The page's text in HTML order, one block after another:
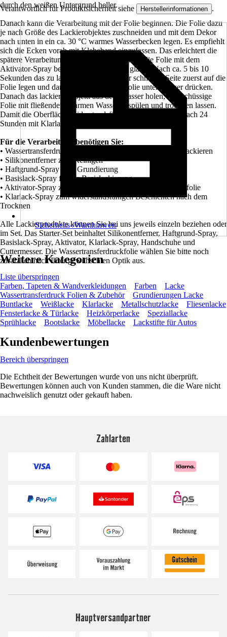
durch den weißen Untergrund heller.
Danach kann die Verarbeitung mit der Folie beginnen. Die Folie dazu
je nach Größe des Lackierobjektes zuschneiden und mit dem Dekor
nach unten in ein ca. 30 °C warmes Wasserbecken legen. Es empfiehlt
sich die Ecken vorab mit Klebeband einzufassen. Das erleichtert die
spätere Verarbeitung. Nach ca. 90 Sekunden die Folie mit dem
Aktivator-Spray besprühen bis die Folie glänzt. Nach ca. 5 bis 10
Sekunden das zu lackierende Teil mit der schmalen Seite zuerst auf die
Folie legen und dann komplett mit der Folie unter Wasser drücken.
Danach das lackierte Objekt aus dem Wasser holen, überschüssige
Folie mit fließendem warmen Wasser abspülen und trocknen lassen.
Damit die Oberfläche widerstandsfähig wird, das Objekt nach 24
Stunden mit Klarlack-Spray überziehen.
Für die Verarbeitung benötigen Sie:
• Wassertransferdruckfolie im gewünschten Design zum Lackieren
• Silikonentferner zum Reinigen
• Haftgrund-Spray zum Grundierung
• Basislack-Spray für die Basislackierung
• Aktivator-Spray zum Aktivieren der Wassertransferdruckfolie
• Klarlack-Spray zum widerstandsfähigen Beschichten nach dem
Trocknen
Alle Lackierprodukte können Sie bei uns jeweils einzeln beziehen oder
im Set. Das Starter-Set beinhaltet Silikonentferner, Haftgrund-Spray,
Basislack-Spray, Aktivator, Klarlack-Spray, Handschuhe und
Cuttermesser. Die Wassertransferdruckfolie wählen Sie bitte noch
zusätzlich nach Ihrer gewünschten Optik aus.
Verantwortlich für Produktsicherheit siehe Herstellerinformationen .
Sicherheits-/Warnhinweis
Weitere Kategorien
Liste überspringen
Farben, Tapeten & Wandverkleidungen
Farben
Lacke
Wassertransferdruck Folien & Zubehör
Grundierungen Lacke
Buntlacke
Weißlacke Klarlacke Metallschutzlacke
Fliesenlacke
Fensterlacke & Türlacke
Heizkörperlacke
Speziallacke
Sprühlacke
Bootslacke Möbellacke Lackstifte für Autos
Kundenbewertungen
Bereich überspringen
Die Echtheit der Bewertungen wurde von uns nicht überprüft.
Bewertungen können auch von Kunden stammen, die die Ware nicht
nachweislich genutzt oder gekauft haben.
Zahlarten
Hauptversandpartner